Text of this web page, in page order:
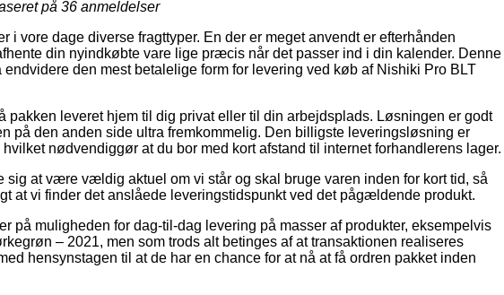
på 36 anmeldelser
i vore dage diverse fragttyper. En der er meget anvendt er efterhånden
din nyindkøbte vare lige præcis når det passer ind i din kalender. Denne
den mest betalelige form for levering ved køb af Nishiki Pro BLT
pakken leveret hjem til dig privat eller til din arbejdsplads. Løsningen er godt
på den anden side ultra fremkommelig. Den billigste leveringsløsning er
nødvendiggør at du bor med kort afstand til internet forhandlerens lager.
sig at være vældig aktuel om vi står og skal bruge varen inden for kort tid, så
at vi finder det anslåede leveringstidspunkt ved det pågældende produkt.
på muligheden for dag-til-dag levering på masser af produkter, eksempelvis
– 2021, men som trods alt betinges af at transaktionen realiseres
hensynstagen til at de har en chance for at nå at få ordren pakket inden